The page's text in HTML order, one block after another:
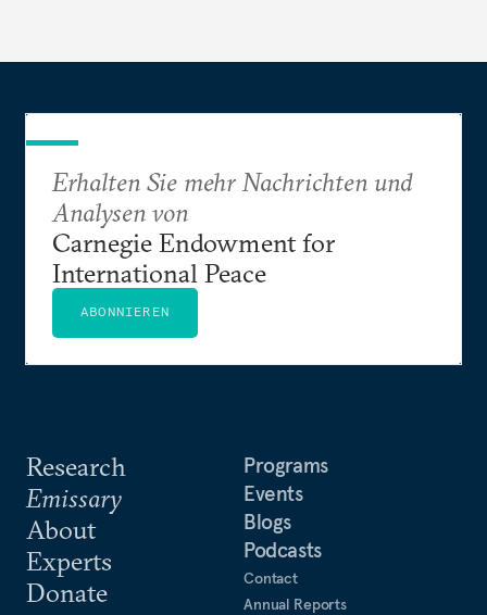
Research
Emissary
About
Experts
Donate
Programs
Events
Blogs
Podcasts
Contact
Annual Reports
Erhalten Sie mehr Nachrichten und
Analysen von
Carnegie Endowment for
International Peace
ABONNIEREN